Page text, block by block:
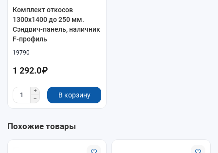
Комплект откосов
1300x1400 до 250 мм.
Сэндвич-панель, наличник
F-профиль
19790
1 292.0₽
В корзину
Похожие товары